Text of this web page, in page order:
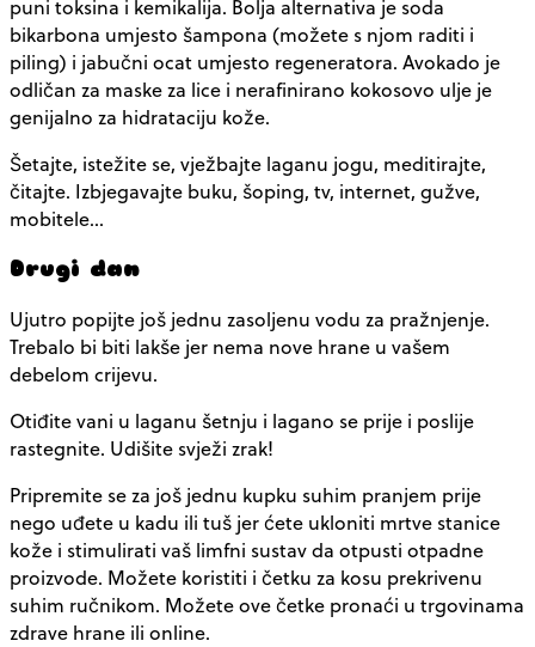
puni toksina i kemikalija. Bolja alternativa je soda
bikarbona umjesto šampona (možete s njom raditi i
piling) i jabučni ocat umjesto regeneratora. Avokado je
odličan za maske za lice i nerafinirano kokosovo ulje je
genijalno za hidrataciju kože.
Šetajte, istežite se, vježbajte laganu jogu, meditirajte,
čitajte. Izbjegavajte buku, šoping, tv, internet, gužve,
mobitele…
Drugi dan
Ujutro popijte još jednu zasoljenu vodu za pražnjenje.
Trebalo bi biti lakše jer nema nove hrane u vašem
debelom crijevu.
Otiđite vani u laganu šetnju i lagano se prije i poslije
rastegnite. Udišite svježi zrak!
Pripremite se za još jednu kupku suhim pranjem prije
nego uđete u kadu ili tuš jer ćete ukloniti mrtve stanice
kože i stimulirati vaš limfni sustav da otpusti otpadne
proizvode. Možete koristiti i četku za kosu prekrivenu
suhim ručnikom. Možete ove četke pronaći u trgovinama
zdrave hrane ili online.